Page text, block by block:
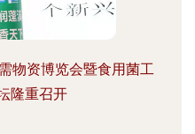
物资博览会暨食用菌工
隆重召开